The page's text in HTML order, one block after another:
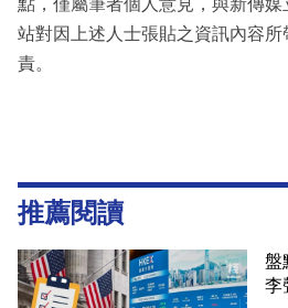
站對因上述人士張貼之資訊內容
責。
推薦閱讀
盤
李